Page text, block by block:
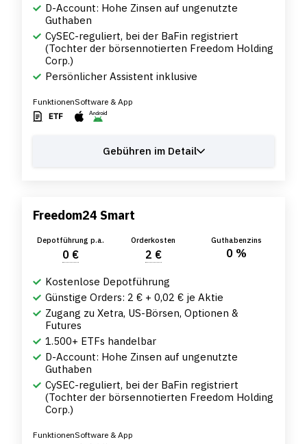
D-Account: Hohe Zinsen auf ungenutzte
Guthaben
CySEC-reguliert, bei der BaFin registriert
(Tochter der börsennotierten Freedom Holding
Corp.)
Persönlicher Assistent inklusive
FunktionenSoftware & App
Gebühren im Detail
Freedom24 Smart
Depotführung p.a.
0 €
Orderkosten
2 €
Guthabenzins
0 %
Kostenlose Depotführung
Günstige Orders: 2 € + 0,02 € je Aktie
Zugang zu Xetra, US-Börsen, Optionen &
Futures
1.500+ ETFs handelbar
D-Account: Hohe Zinsen auf ungenutzte
Guthaben
CySEC-reguliert, bei der BaFin registriert
(Tochter der börsennotierten Freedom Holding
Corp.)
FunktionenSoftware & App